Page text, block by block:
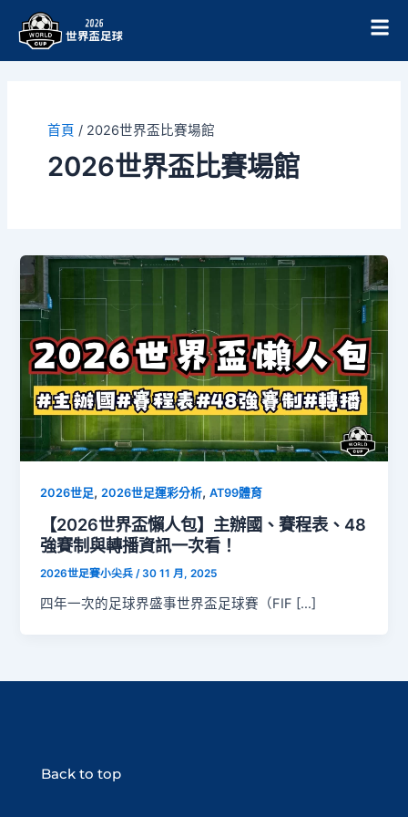
首頁 / 2026世界盃比賽場館
2026世界盃比賽場館
2026世足,2026世足運彩分析,AT99體育
【2026世界盃懶人包】主辦國、賽程表、48
強賽制與轉播資訊一次看！
2026世足賽小尖兵/30 11 月, 2025
四年一次的足球界盛事世界盃足球賽（FIF […]
Back to top